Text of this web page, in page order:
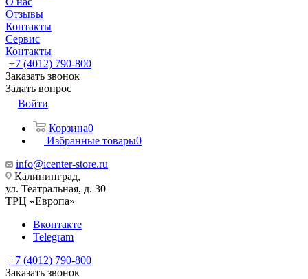
Отзывы
Контакты
Сервис
Контакты
+7 (4012) 790-800
Заказать звонок
Задать вопрос
Войти
Корзина0
Избранные товары0
info@icenter-store.ru
Калининград,
ул. Театральная, д. 30
ТРЦ «Европа»
Вконтакте
Telegram
+7 (4012) 790-800
Заказать звонок